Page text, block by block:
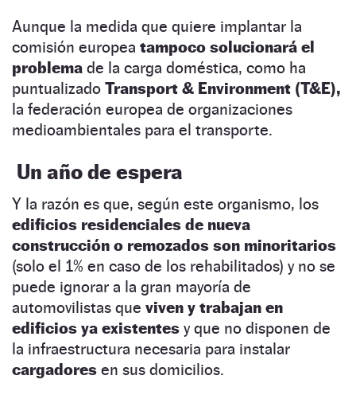
Aunque la medida que quiere implantar la
comisión europea tampoco solucionará el
problema de la carga doméstica, como ha
puntualizado Transport & Environment (T&E),
la federación europea de organizaciones
medioambientales para el transporte.
Un año de espera
Y la razón es que, según este organismo, los
edificios residenciales de nueva
construcción o remozados son minoritarios
(solo el 1% en caso de los rehabilitados) y no se
puede ignorar a la gran mayoría de
automovilistas que viven y trabajan en
edificios ya existentes y que no disponen de
la infraestructura necesaria para instalar
cargadores en sus domicilios.